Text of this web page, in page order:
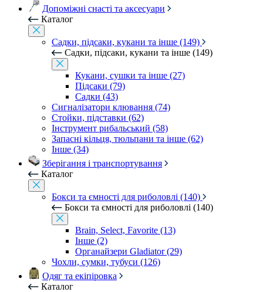
Допоміжні снасті та аксесуари
Каталог
Садки, підсаки, кукани та інше (149)
Садки, підсаки, кукани та інше (149)
Кукани, сушки та інше (27)
Підсаки (79)
Садки (43)
Сигналізатори клювання (74)
Стойки, підставки (62)
Інструмент рибальський (58)
Запасні кільця, тюльпани та інше (62)
Інше (34)
Зберігання і транспортування
Каталог
Бокси та ємності для риболовлі (140)
Бокси та ємності для риболовлі (140)
Brain, Select, Favorite (13)
Інше (2)
Органайзери Gladiator (29)
Чохли, сумки, тубуси (126)
Одяг та екіпіровка
Каталог